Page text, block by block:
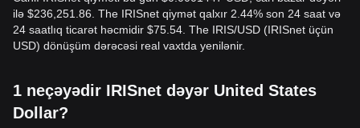
ilə $236,251.86. The IRISnet qiymət qalxır 2.44% son 24 saat və
24 saatlıq ticarət həcmidir $75.54. The IRIS/USD (IRISnet üçün
USD) dönüşüm dərəcəsi real vaxtda yenilənir.
1 neçəyədir IRISnet dəyər United States
Dollar?